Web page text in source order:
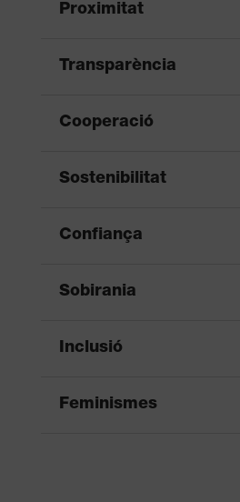
Proximitat
Transparència
Cooperació
Sostenibilitat
Confiança
Sobirania
Inclusió
Feminismes